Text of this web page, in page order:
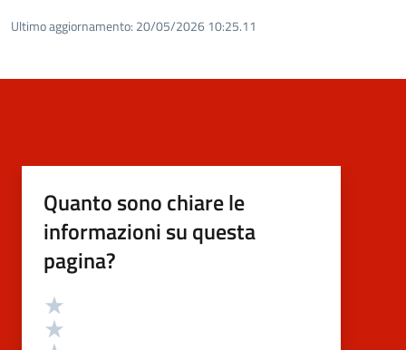
Ultimo aggiornamento: 20/05/2026 10:25.11
Quanto sono chiare le
informazioni su questa
pagina?
Valutazione